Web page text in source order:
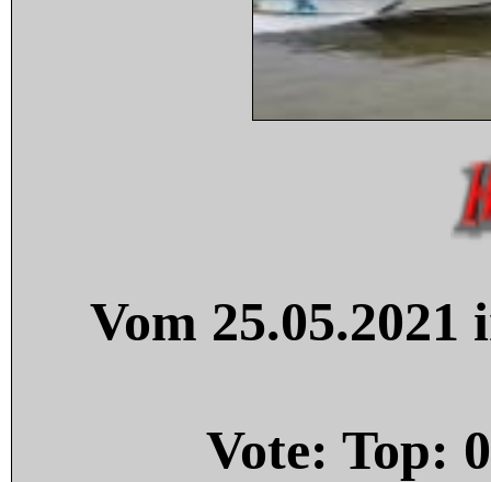
Vom
Vote: Top: 0